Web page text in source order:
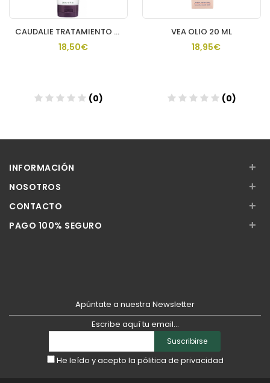
CAUDALIE TRATAMIENTO CORPORAL NUTR THE DES VIGNES
18,50€
(0)
VEA OLIO 20 ML
18,95€
(0)
INFORMACIÓN +
NOSOTROS +
CONTACTO +
PAGO 100% SEGURO +
Apúntate a nuestra Newsletter
Escribe aquí tu email...
Suscribirse
He leído y acepto la pólitica de privacidad